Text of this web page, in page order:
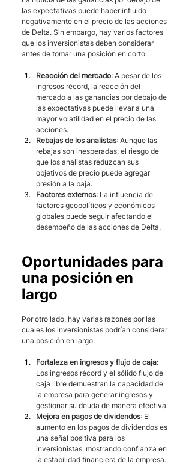
las expectativas puede haber influido
negativamente en el precio de las acciones
de Delta. Sin embargo, hay varios factores
que los inversionistas deben considerar
antes de tomar una posición en corto:
Reacción del mercado: A pesar de los
ingresos récord, la reacción del
mercado a las ganancias por debajo de
las expectativas puede llevar a una
mayor volatilidad en el precio de las
acciones.
Rebajas de los analistas: Aunque las
rebajas son inesperadas, el riesgo de
que los analistas reduzcan sus
objetivos de precio puede agregar
presión a la baja.
Factores externos: La influencia de
factores geopolíticos y económicos
globales puede seguir afectando el
desempeño de las acciones de Delta.
Oportunidades para
una posición en
largo
Por otro lado, hay varias razones por las
cuales los inversionistas podrían considerar
una posición en largo:
Fortaleza en ingresos y flujo de caja:
Los ingresos récord y el sólido flujo de
caja libre demuestran la capacidad de
la empresa para generar ingresos y
gestionar su deuda de manera efectiva.
Mejora en pagos de dividendos: El
aumento en los pagos de dividendos es
una señal positiva para los
inversionistas, mostrando confianza en
la estabilidad financiera de la empresa.